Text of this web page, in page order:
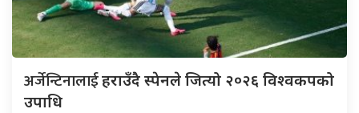
अर्जेन्टिनालाईहराउँदै स्पेनले जित्यो २०२६ विश्वकपको
उपाधि